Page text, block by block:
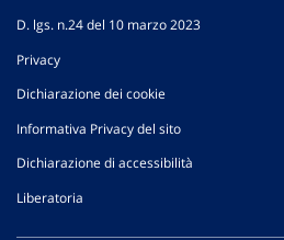
D. lgs. n.24 del 10 marzo 2023
Privacy
Dichiarazione dei cookie
Informativa Privacy del sito
Dichiarazione di accessibilità
Liberatoria